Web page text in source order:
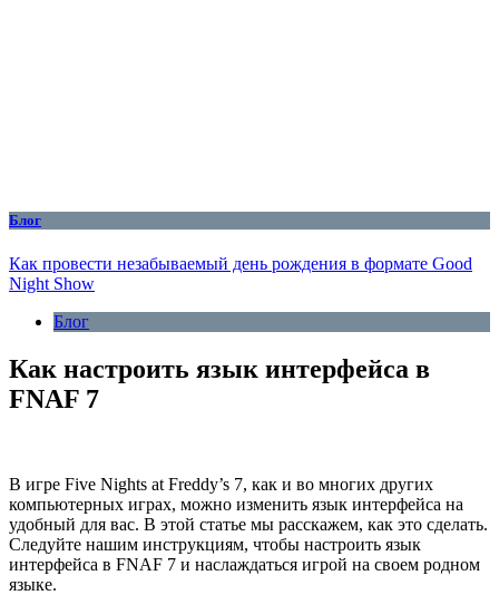
Блог
Как провести незабываемый день рождения в формате Good
Night Show
Блог
Как настроить язык интерфейса в
FNAF 7
В игре Five Nights at Freddy’s 7, как и во многих других
компьютерных играх, можно изменить язык интерфейса на
удобный для вас. В этой статье мы расскажем, как это сделать.
Следуйте нашим инструкциям, чтобы настроить язык
интерфейса в FNAF 7 и наслаждаться игрой на своем родном
языке.